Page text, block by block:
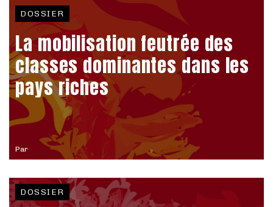
Par
DOSSIER
La mobilisation feutrée des
classes dominantes dans les
pays riches
DOSSIER